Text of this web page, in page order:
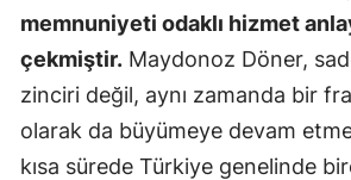
memnuniyeti odaklı hizmet
çekmiştir. Maydonoz Döner,
zinciri değil, aynı zamanda bir
olarak da büyümeye devam
kısa sürede Türkiye genelinde